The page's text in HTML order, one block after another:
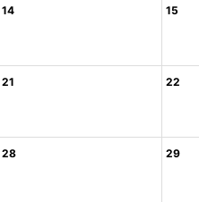
14 15
21 22
28 29